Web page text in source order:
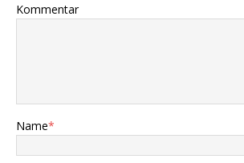
Kommentar
Name*